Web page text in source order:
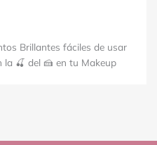
Brillantes fáciles de usar
la 🍒 del 🍰 en tu Makeup